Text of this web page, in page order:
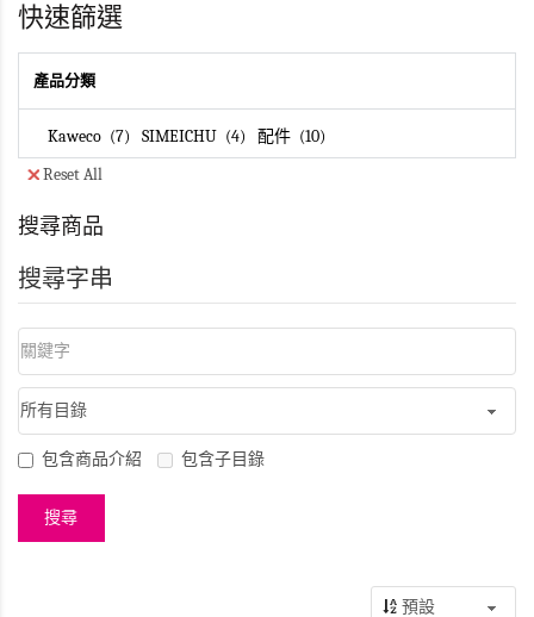
快速篩選
產品分類
Kaweco 7 SIMEICHU 4 配件
10
Reset All
搜尋商品
搜尋字串
包含商品介紹 包含子目錄